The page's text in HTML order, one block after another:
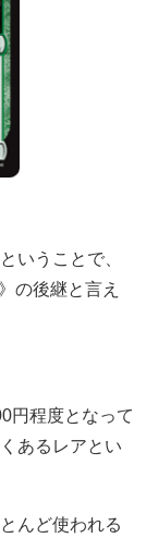
いうことで、
の後継と言え
円程度となって
あるレアとい
んど使われる